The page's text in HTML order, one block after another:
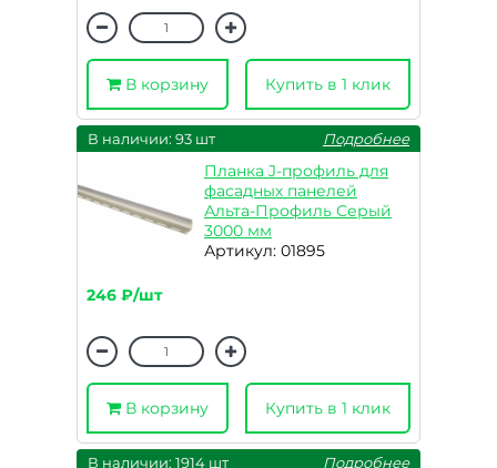
В корзину Купить в 1 клик
В наличии: 93 шт Подробнее
Планка J-профиль для
фасадных панелей
Альта-Профиль Серый
3000 мм
Артикул: 01895
246 ₽/шт
В корзину Купить в 1 клик
В наличии: 1914 шт Подробнее